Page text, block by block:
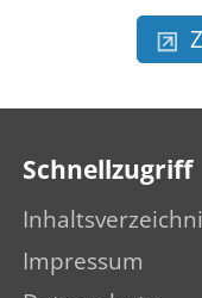
Schnellzugriff
Impressum